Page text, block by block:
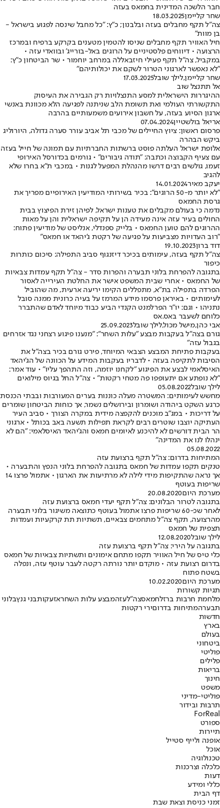
חבר הלשכה המדינית בחמאס בעזה
שחר קליימן18.03.2025
צה"ל תקף מחבלים בעזה ובלבנון; כ"ץ: "כל מחבל שינסה לפגוע בישראל -
בן מוות"
חיל האוויר תקף מחבלים שניסו להטמין מטענים בקרקע ברפיח ובמרכז
הרצועה • דיווחים פלסטיניים על הרוגים באל-בורייג' ובוואדי עזה •
במקביל, צה"ל תקף פעילי חיזבאללה במרחב יוחמור • שר הביטחון כ"ץ:
"לא נאפשר לארגוני הטרור לשקם את יכולותיהם"
שחר קליימן,לילך שובל17.03.2025
אל תתנצל שוב
ההיגררות הישראלית למסע התנצלויות רק הגבירה את העיסוק
התקשורתי העולמי ואת תשומת הלב שניתנה לפגיעה הלא מכוונת באנשי
ארגון הסיוע בעזה, על חשבון אירועים משמעותיים בהרבה
אריאל בולשטיין07.04.2024
פרסום ראשון: ציוץ החיילים של מכבי תל אביב עורר סערה גדולה, היורוליג
ביקש הבהרה
אלופת ישראל העלתה פוסט ברשתות החברתיות עם תמונה של חייל בעזה
עם צעיף הקבוצה וכתבה: "תודה גיבורים" • גורמים בכדורסל האירופי
זעמו, גולשים רבים דרשו מהנהלת המפעל לגנות • במכבי ת"א בחרו שלא
להגיב
יעקב מאיר14.01.2024
"לא יותר מ-50 הרוגים": בכיר בשירותי המודיעין האירופיים מפריך את
גרסת החמאס
נדמה כי בעולם מקבלים את טענות ישראל, לפיהן זירת הפיצוץ בבית
החולים בעיר עזה אינה מעידה הן על תקיפה ישראלית והן על מאות
ההרוגים להם טוען החמאס • בלייק ספנדלי, אנליסט של מודיעין פתוח:
"רוב העדויות מצביעות על פגיעה של רקטת ג'יהאד או חמאס"
דוד ברון19.10.2023
צה"ל תקף בעזה, עימותים בכיכר דיזנגוף סביב התפילה: סיכום כותרות
כיפור
בתגובה להפרחת בלוני תבערה והפרות סדר - צה"ל תקף עמדות צבאיות
של החמאס • אחרי שבית המשפט אישר את החלטת העירייה לאסור
הפרדה בתפילה בת"א, מתפללים הקימו יריעה ארעית, מה שהוביל
לעימותים • באיראן פרסמו מידע המרמז על בעיה כרונית ממנה סובל
נתניהו • וגם: יו"ר הפרלמנט הקנדי הביע כבוד מיוחד לאדם שהתברר
כלוחם לשעבר באס.אס
אבי כהן,מישל מכול,לילך שובל25.09.2023
גורם בצה"ל בעקבות מבצע "עלות השחר": "מנענו פיגוע רצחני נגד אזרחים
בגבול עזה"
בעקבות פתיחת המבצע הצבאי המיוחד, פירט גורם בכיר בצה"ל את
הסיבות לתקיפה בעזה • לדבריו בעקבות המידע על הכוונה של הג'יהאד
האיסלאמי לבצע את הפיגוע "לקחנו יוזמה, וזה התהפך עליו" • עוד אמר:
"לא נופתע אם יתעופפו פה מטחי רקטות" • צה"ל החל בגיוס מילואים
לילך שובל05.08.2022
מחשש לעימותים: המשטרה מעלה כוננות בערים המעורבות ובבתי הכנסת
כרגע השקט ביהודה ושומרון ובירושלים נשמר, אך כוחות הביטחון שומרים
על דריכות • במג"ב מוכנים להקפצה מידית במקרה הצורך • סביב העיר
העתיקה יוצבו שוטרים רבים לקראת תפילות תשעה באב בכותל • ארגוני
הר הבית דורשים לא להיכנע לאיומים חמאס והג'יהאד האיסלאמי: "הם לא
ינהלו לנו את המדינה"
05.08.2022
המתיחות בדרום: צה"ל תקף ברצועת עזה
טנקים תקפו עמדות של חמאס בתגובה להפרחת בלוני הנפץ והתבערה •
אך נראה שהתקיפות מידי לילה לא מרתיעות את הארגון • אתמול פרצו 14
שריפות בעוטף
מערכת היום20.08.2020
בתגובה לטרור הבלונים: צה"ל תקף יעדי חמאס ברצועת עזה
לאחר שכ-60 שריפות פרצו אתמול בעוטף כתוצאה משיגור בלוני תבערה
מהרצועה, תקף צה"ל מתחמים צבאיים, תשתיות תת קרקעיות ועמדות
תצפית של חמאס
לילך שובל12.08.2020
בתגובה על הירי: צה"ל תקף ברצועת עזה
כלי טיס של חיל האוויר תקפו מתחם אימונים ותשתיות צבאיות של חמאס
בדרום רצועת עזה • מוקדם יותר נורתה רקטה לעבר עוטף עזה, ונפלה
בשטח פתוח
מערכת היום10.02.2020
תגיות קשורות
מלחמת חרבות ברזלחמאסצה"לעזהמבצע עלות השחראזעקותבני גנץבלוני
תבערהמתיחות בדרוםירי רקטות
חדשות
בארץ
בעולם
ביטחוני
פוליטי
פלילים
בריאות
חינוך
משפט
פוליטי-מדיני
תרבות ובידור
ForReal
ספורט
תיירות
אופנה ולייף סטייל
אוכל
טכנולוגיה
כלכלה וצרכנות
דעות
כללי ומידע
דף הבית
זמני כניסת וצאת שבת